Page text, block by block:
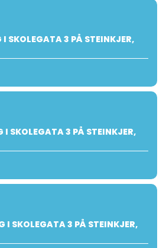
SKOLEGATA 3 PÅ STEINKJER,
SKOLEGATA 3 PÅ STEINKJER,
I SKOLEGATA 3 PÅ STEINKJER,